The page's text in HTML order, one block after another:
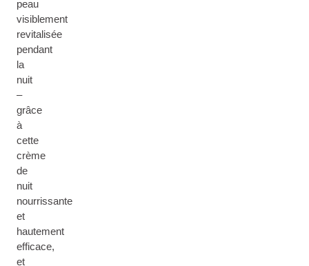
peau
visiblement
revitalisée
pendant
la
nuit
–
grâce
à
cette
crème
de
nuit
nourrissante
et
hautement
efficace,
et